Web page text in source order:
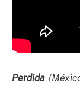
Perdida